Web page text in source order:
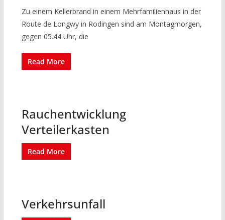
Zu einem Kellerbrand in einem Mehrfamilienhaus in der
Route de Longwy in Rodingen sind am Montagmorgen,
gegen 05.44 Uhr, die
Read More
Rauchentwicklung
Verteilerkasten
Read More
Verkehrsunfall